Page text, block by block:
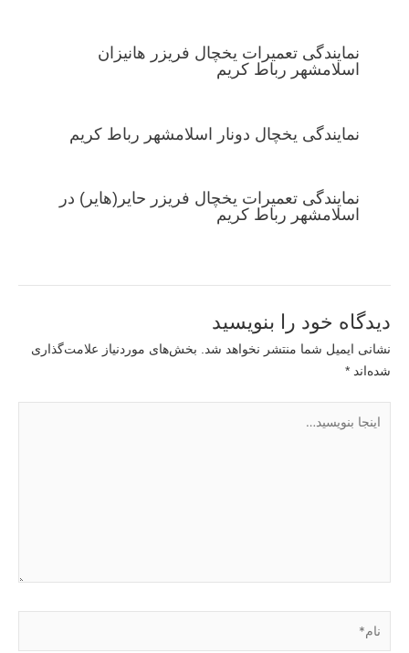
نمایندگی تعمیرات یخچال فریزر هانیزان
اسلامشهر رباط کریم
نمایندگی یخچال دونار اسلامشهر رباط کریم
نمایندگی تعمیرات یخچال فریزر حایر(هایر) در
اسلامشهر رباط کریم
دیدگاه‌ خود را بنویسید
نشانی ایمیل شما منتشر نخواهد شد. بخش‌های موردنیاز علامت‌گذاری
شده‌اند *
بنویسید…